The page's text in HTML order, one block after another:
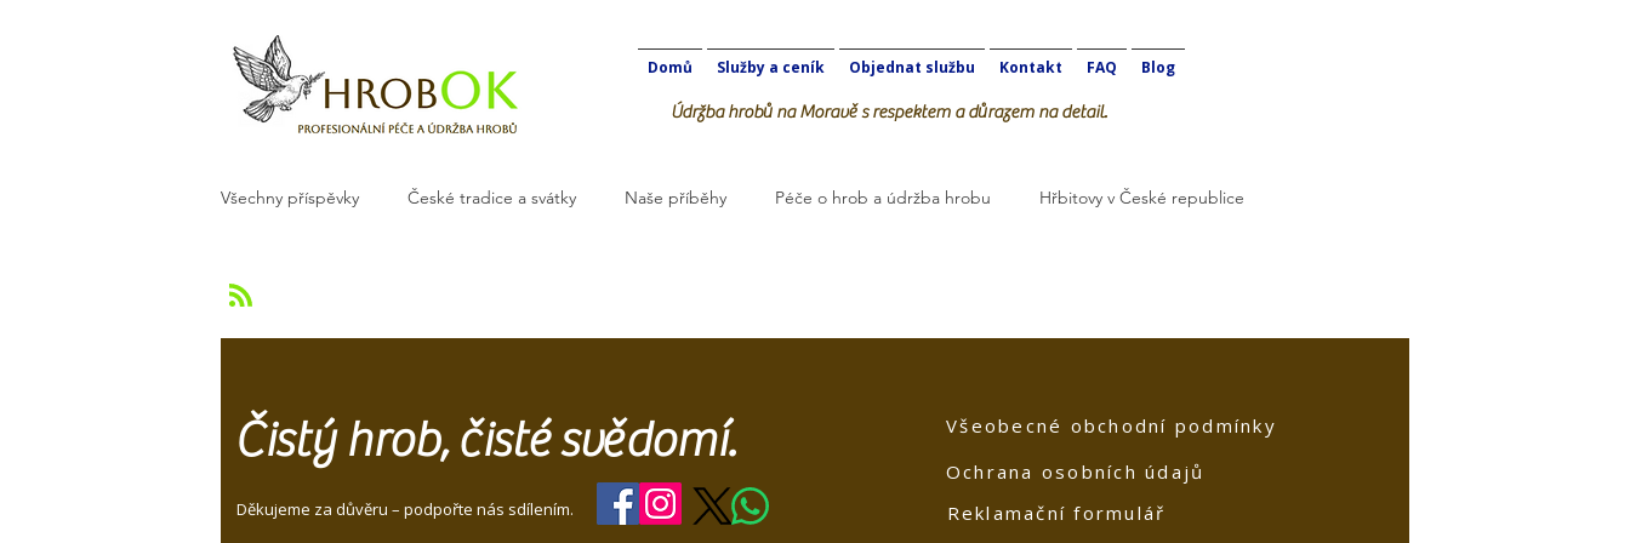
Domů Služby a ceník Objednat službu Kontakt FAQ Blog
Údržba hrobů na Moravě s respektem a důrazem na detail.
Všechny příspěvky České tradice a svátky Naše příběhy Péče o hrob a údržba hrobu Hřbitovy v České republice
Čistý hrob, čisté svědomí.
Děkujeme za důvěru – podpořte nás sdílením.
Všeobecné obchodní podmínky
Ochrana osobních údajů
Reklamační formulář